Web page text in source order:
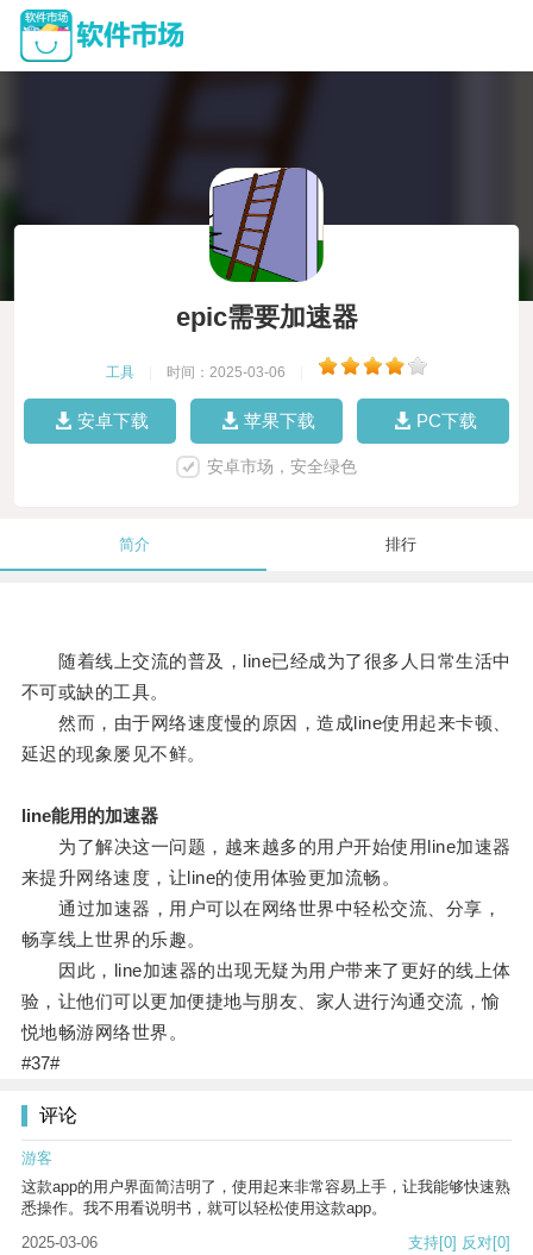
epic需要加速器
工具 时间：2025-03-06
安卓下载 苹果下载 PC下载
安卓市场，安全绿色
简介 排行
随着线上交流的普及，line已经成为了很多人日常生活中
不可或缺的工具。
然而，由于网络速度慢的原因，造成line使用起来卡顿、
延迟的现象屡见不鲜。
line能用的加速器
为了解决这一问题，越来越多的用户开始使用line加速器
来提升网络速度，让line的使用体验更加流畅。
通过加速器，用户可以在网络世界中轻松交流、分享，
畅享线上世界的乐趣。
因此，line加速器的出现无疑为用户带来了更好的线上体
验，让他们可以更加便捷地与朋友、家人进行沟通交流，愉
悦地畅游网络世界。
#37#
评论
游客
这款app的用户界面简洁明了，使用起来非常容易上手，让我能够快速熟
悉操作。我不用看说明书，就可以轻松使用这款app。
2025-03-06
支持[0] 反对[0]